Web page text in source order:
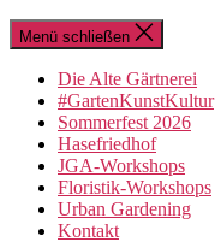
Menü schließen
Die Alte Gärtnerei
#GartenKunstKultur
Sommerfest 2026
Hasefriedhof
JGA-Workshops
Floristik-Workshops
Urban Gardening
Kontakt